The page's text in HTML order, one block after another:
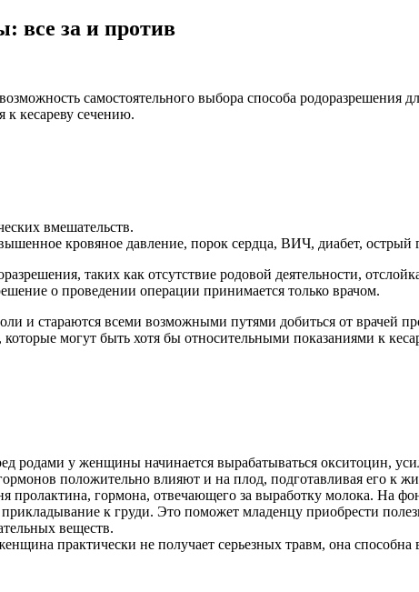
все за и против
самостоятельного выбора способа
кесареву сечению.
вмешательств.
кровяное давление, порок сердца, ВИЧ, диабет, острый
таких как отсутствие родовой деятельности,
о проведении операции принимается только врачом.
и стараются всеми возможными путями добиться от врачей
могут быть хотя бы относительными показаниями к
родами у женщины начинается вырабатываться окситоцин,
положительно влияют и на плод, подготавливая его к
пролактина, гормона, отвечающего за выработку молока. На
к груди. Это поможет младенцу приобрести
веществ.
практически не получает серьезных травм, она способна